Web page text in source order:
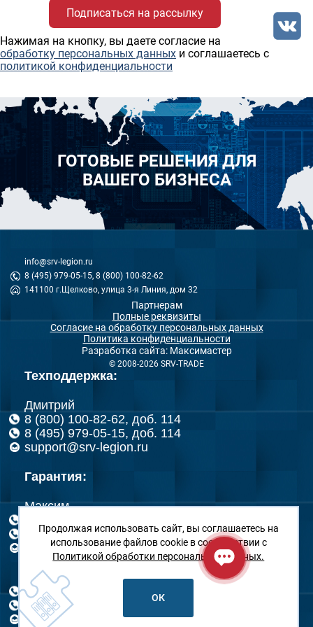
Нажимая на кнопку, вы даете согласие на
обработку персональных данных и соглашаетесь c
политикой конфиденциальности
ГОТОВЫЕ РЕШЕНИЯ ДЛЯ
ВАШЕГО БИЗНЕСА
info@srv-legion.ru
8 (495) 979-05-15, 8 (800) 100-82-62
141100 г.Щелково, улица 3-я Линия, дом 32
Партнерам
Полные реквизиты
Согласие на обработку персональных данных
Политика конфиденциальности
Разработка сайта: Максимастер
© 2008-2026 SRV-TRADE
Техподдержка:
Дмитрий
8 (800) 100-82-62, доб. 114
8 (495) 979-05-15, доб. 114
support@srv-legion.ru
Гарантия:
Максим
8 (495) 979-05-15, доб. 151
rma@srv-legion.ru
Николай
8 (800) 100-82-62, доб. 126
8 (495) 979-05-15, доб. 126
rma@srv-legion.ru
Продолжая использовать сайт, вы соглашаетесь на
использование файлов cookie в соответствии с
Политикой обработки персональных данных.
ОК